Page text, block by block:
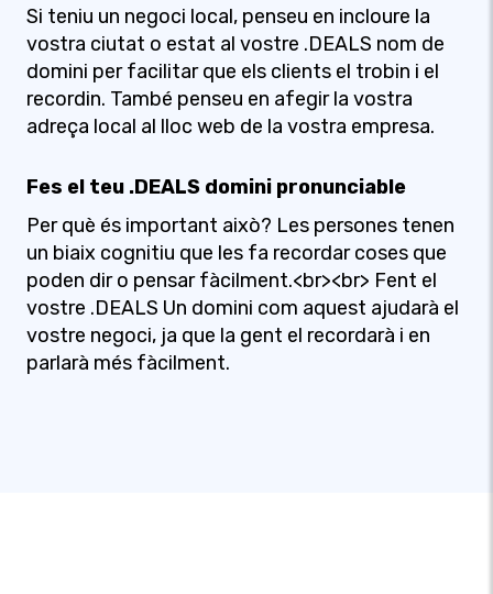
Si teniu un negoci local, penseu en incloure la
vostra ciutat o estat al vostre .DEALS nom de
domini per facilitar que els clients el trobin i el
recordin. També penseu en afegir la vostra
adreça local al lloc web de la vostra empresa.
Fes el teu .DEALS domini pronunciable
Per què és important això? Les persones tenen
un biaix cognitiu que les fa recordar coses que
poden dir o pensar fàcilment.<br><br> Fent el
vostre .DEALS Un domini com aquest ajudarà el
vostre negoci, ja que la gent el recordarà i en
parlarà més fàcilment.